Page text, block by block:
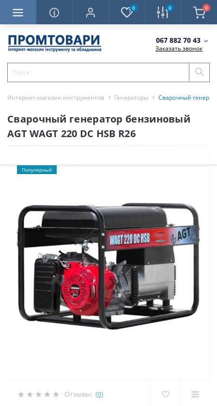
0 0 0
067 882 70 43
Заказать звонок
Интернет-магазин инструментов Генераторы Сварочный
Сварочный генератор бензиновый
AGT WAGT 220 DC HSB R26
Популярный
Отзывы: (0)